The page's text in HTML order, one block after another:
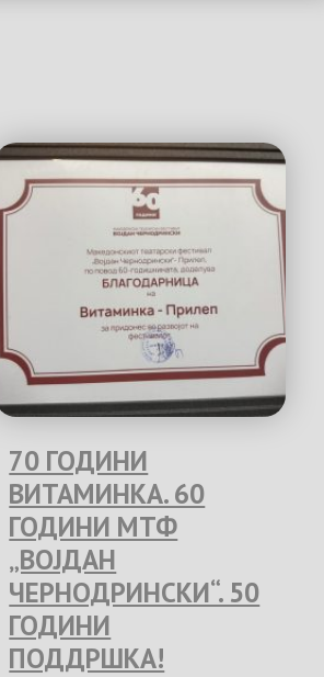
70 ГОДИНИ
ВИТАМИНКА. 60
ГОДИНИ МТФ
„ВОЈДАН
ЧЕРНОДРИНСКИ“. 50
ГОДИНИ
ПОДДРШКА!